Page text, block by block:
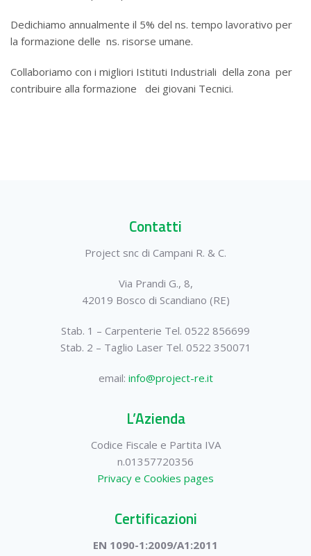
Dedichiamo annualmente il 5% del ns. tempo lavorativo per
la formazione delle ns. risorse umane.
Collaboriamo con i migliori Istituti Industriali della zona per
contribuire alla formazione dei giovani Tecnici.
Contatti
Project snc di Campani R. & C.
Via Prandi G., 8,
42019 Bosco di Scandiano (RE)
Stab. 1 – Carpenterie Tel. 0522 856699
Stab. 2 – Taglio Laser Tel. 0522 350071
email: info@project-re.it
L’Azienda
Codice Fiscale e Partita IVA
n.01357720356
Privacy e Cookies pages
Certificazioni
EN 1090-1:2009/A1:2011